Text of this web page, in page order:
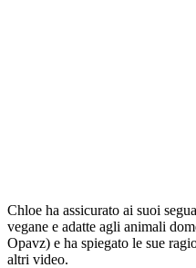
Chloe ha assicurato ai suoi
vegane e adatte agli animali
Opavz) e ha spiegato le sue
altri video.